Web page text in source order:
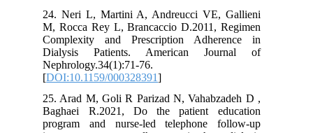
24. Neri L, Martini A, Andreucci VE, Gallieni
M, Rocca Rey L, Brancaccio D.2011, Regimen
Complexity and Prescription Adherence in
Dialysis Patients. American Journal of
Nephrology.34(1):71-76.
[DOI:10.1159/000328391
25. Arad M, Goli R Parizad N, Vahabzadeh D ,
Baghaei R.2021, Do the patient education
program and nurse-led telephone follow-up